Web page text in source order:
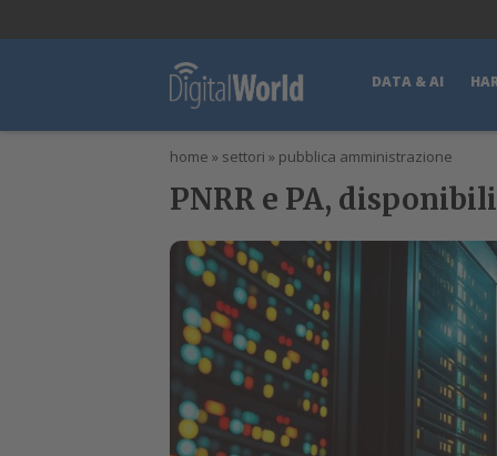
DATA & AI
home » settori » pubblica amministrazione
PNRR e PA,